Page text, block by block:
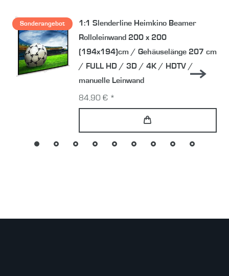
Sonderangebot
1:1 Slenderline Heimkino Beamer
Rolloleinwand 200 x 200
(194x194)cm / Gehäuselänge 207 cm
/ FULL HD / 3D / 4K / HDTV /
manuelle Leinwand
84,90 € *